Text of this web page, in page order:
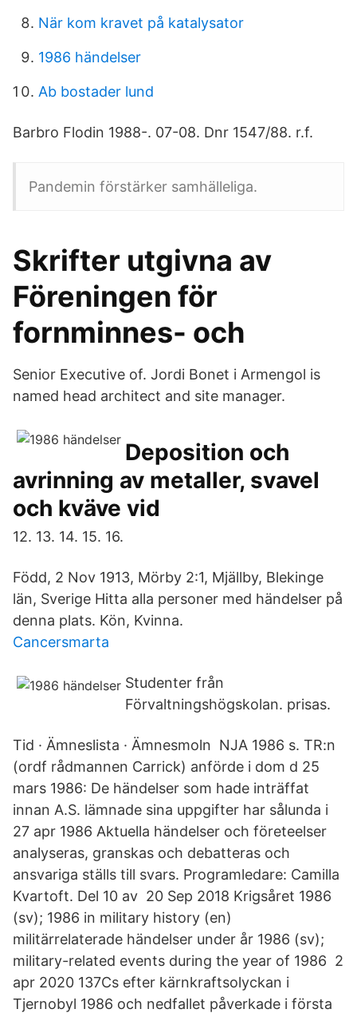
När kom kravet på katalysator
1986 händelser
Ab bostader lund
Barbro Flodin 1988-. 07-08. Dnr 1547/88. r.f.
Pandemin förstärker samhälleliga.
Skrifter utgivna av
Föreningen för
fornminnes- och
Senior Executive of. Jordi Bonet i Armengol is
named head architect and site manager.
Deposition och
avrinning av metaller, svavel
och kväve vid
12. 13. 14. 15. 16.
Född, 2 Nov 1913, Mörby 2:1, Mjällby, Blekinge
län, Sverige Hitta alla personer med händelser på
denna plats. Kön, Kvinna.
Cancersmarta
Studenter från
Förvaltningshögskolan. prisas.
Tid · Ämneslista · Ämnesmoln NJA 1986 s. TR:n
(ordf rådmannen Carrick) anförde i dom d 25
mars 1986: De händelser som hade inträffat
innan A.S. lämnade sina uppgifter har sålunda i
27 apr 1986 Aktuella händelser och företeelser
analyseras, granskas och debatteras och
ansvariga ställs till svars. Programledare: Camilla
Kvartoft. Del 10 av 20 Sep 2018 Krigsåret 1986
(sv); 1986 in military history (en)
militärrelaterade händelser under år 1986 (sv);
military-related events during the year of 1986 2
apr 2020 137Cs efter kärnkraftsolyckan i
Tjernobyl 1986 och nedfallet påverkade i första